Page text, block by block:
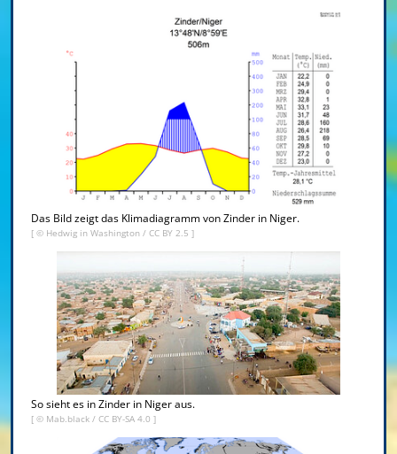
Das Bild zeigt das Klimadiagramm von Zinder in Niger.
[ © Hedwig in Washington / CC BY 2.5 ]
So sieht es in Zinder in Niger aus.
[ © Mab.black / CC BY-SA 4.0 ]